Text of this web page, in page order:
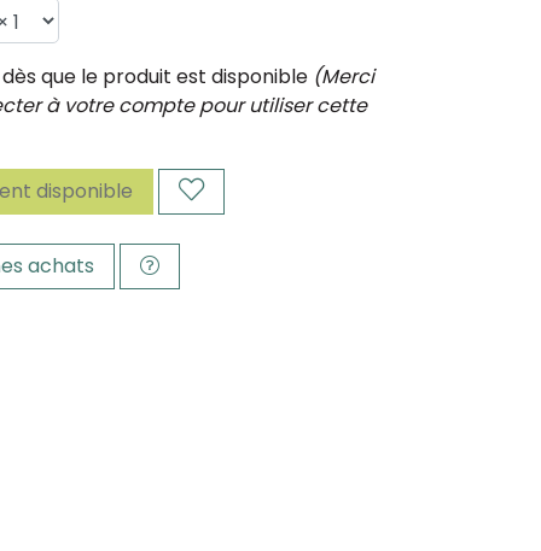
que le produit est disponible (Merci
à votre compte pour utiliser cette
disponible
achats